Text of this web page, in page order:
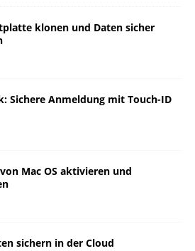
klonen und Daten sicher
Sichere Anmeldung mit Touch-ID
Mac OS aktivieren und
sichern in der Cloud